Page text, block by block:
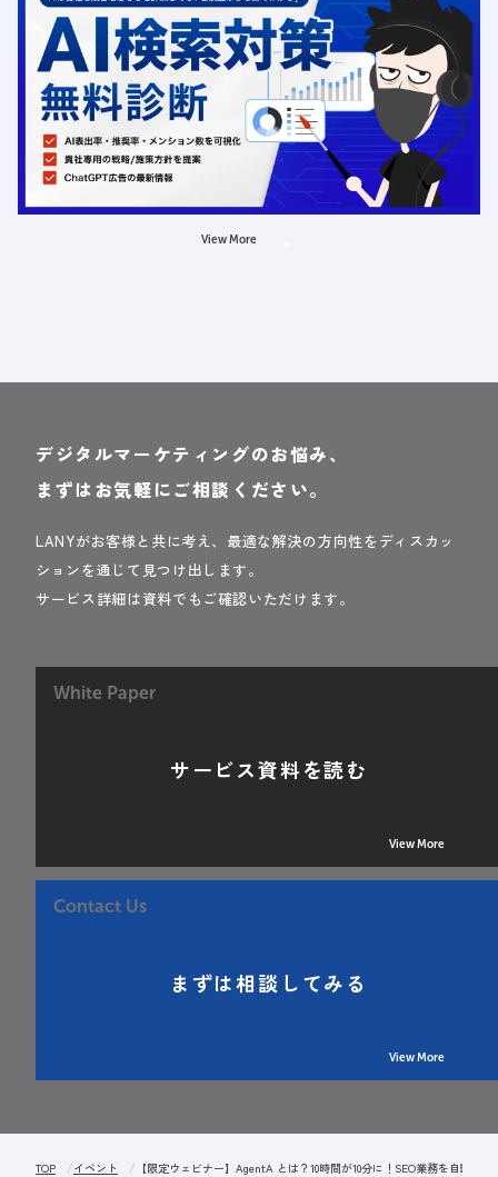
ChatGPT広告の最新動向・AI検索対策に関する無料相談
受付中
定員数：500名
金額：無料
場所：オンライン
LLMO 広告
View More
デジタルマーケティングのお悩み、
まずはお気軽にご相談ください。
LANYがお客様と共に考え、最適な解決の方向性をディスカッ
ションを通じて見つけ出します。
サービス詳細は資料でもご確認いただけます。
White Paper
サービス資料を読む
View More
Contact Us
まずは相談してみる
View More
TOP イベント 【限定ウェビナー】AgentA とは？10時間が10分に！SEO業務を自動化